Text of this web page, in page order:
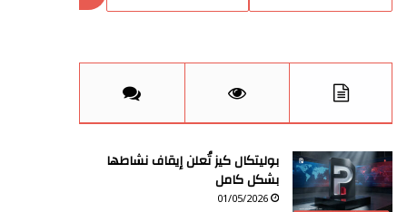
بوليتكال كيز تُعلن إيقاف نشاطها
بشكل كامل
01/05/2026